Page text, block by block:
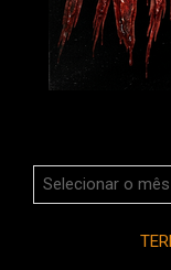
Arquivos
do